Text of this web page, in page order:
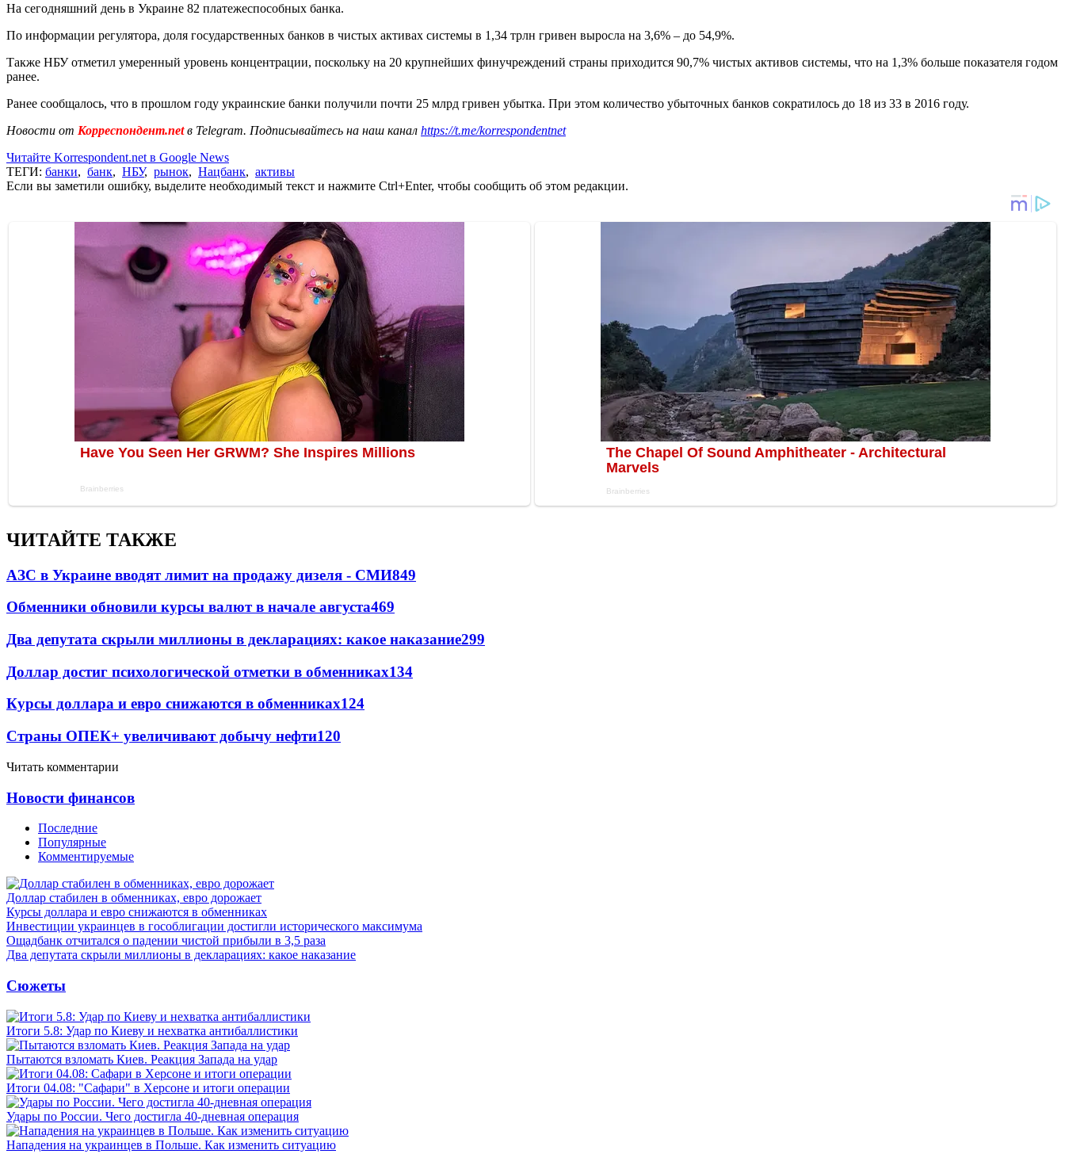
На сегодняшний день в Украине 82 платежеспособных банка.
По информации регулятора, доля государственных банков в чистых активах системы в 1,34 трлн гривен выросла на 3,6% – до 54,9%.
Также НБУ отметил умеренный уровень концентрации, поскольку на 20 крупнейших финучреждений страны приходится 90,7% чистых активов системы, что на 1,3% больше показателя годом
ранее.
Ранее сообщалось, что в прошлом году украинские банки получили почти 25 млрд гривен убытка. При этом количество убыточных банков сократилось до 18 из 33 в 2016 году.
Новости от Корреспондент.netв Telegram. Подписывайтесь на наш канал https://t.me/korrespondentnet
Читайте Korrespondent.net в Google News
ТЕГИ: банки, банк, НБУ, рынок, Нацбанк, активы
Если вы заметили ошибку, выделите необходимый текст и нажмите Ctrl+Enter, чтобы сообщить об этом редакции.
ЧИТАЙТЕ ТАКЖЕ
АЗС в Украине вводят лимит на продажу дизеля - СМИ849
Обменники обновили курсы валют в начале августа469
Два депутата скрыли миллионы в декларациях: какое наказание299
Доллар достиг психологической отметки в обменниках134
Курсы доллара и евро снижаются в обменниках124
Страны ОПЕК+ увеличивают добычу нефти120
Читать комментарии
Новости финансов
Последние
Популярные
Комментируемые
Доллар стабилен в обменниках, евро дорожает
Курсы доллара и евро снижаются в обменниках
Инвестиции украинцев в гособлигации достигли исторического максимума
Ощадбанк отчитался о падении чистой прибыли в 3,5 раза
Два депутата скрыли миллионы в декларациях: какое наказание
Сюжеты
Итоги 5.8: Удар по Киеву и нехватка антибаллистики
Пытаются взломать Киев. Реакция Запада на удар
Итоги 04.08: "Сафари" в Херсоне и итоги операции
Удары по России. Чего достигла 40-дневная операция
Нападения на украинцев в Польше. Как изменить ситуацию